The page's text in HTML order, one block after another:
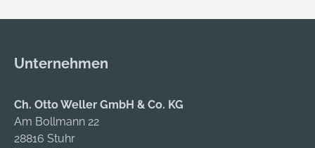
Unternehmen
Ch. Otto Weller GmbH & Co. KG
Am Bollmann 22
28816 Stuhr